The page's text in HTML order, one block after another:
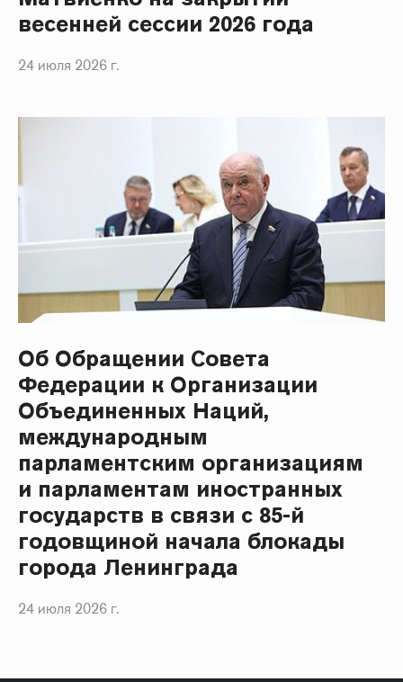
весенней сессии 2026 года
24 июля 2026 г.
Об Обращении Совета
Федерации к Организации
Объединенных Наций,
международным
парламентским организациям
и парламентам иностранных
государств в связи с 85-й
годовщиной начала блокады
города Ленинграда
24 июля 2026 г.